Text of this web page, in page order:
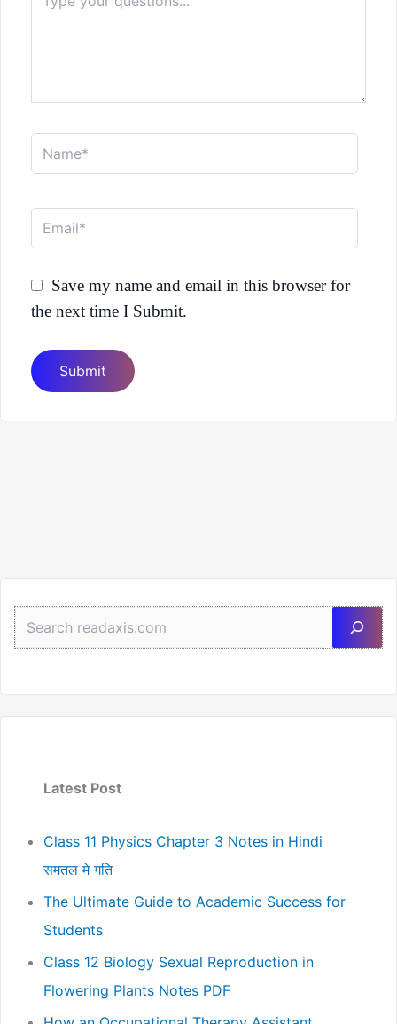
Name*
Email*
Save my name and email in this browser for
the next time I Submit.
Latest Post
Class 11 Physics Chapter 3 Notes in Hindi
समतल मे गति
The Ultimate Guide to Academic Success for
Students
Class 12 Biology Sexual Reproduction in
Flowering Plants Notes PDF